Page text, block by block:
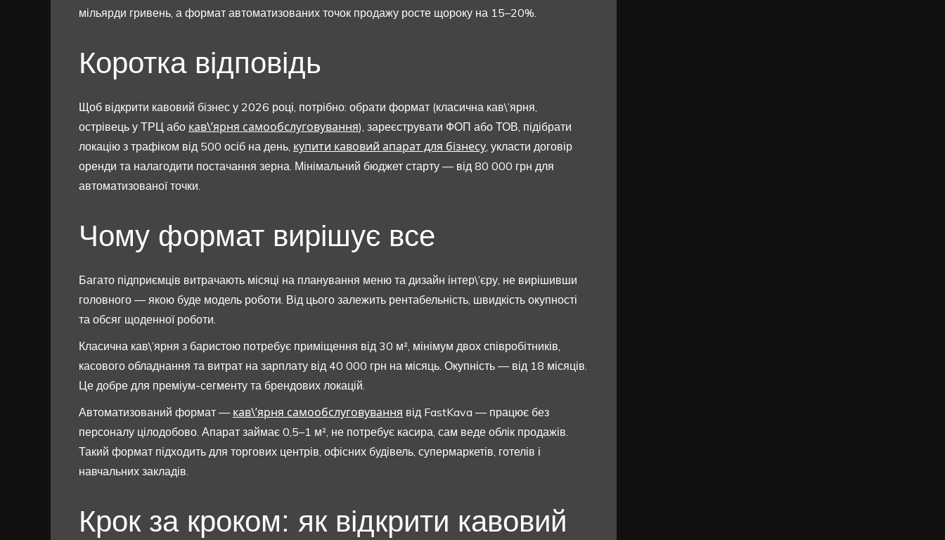
мільярди гривень, а формат автоматизованих точок продажу росте щороку на 15–20%.
Коротка відповідь
Щоб відкрити кавовий бізнес у 2026 році, потрібно: обрати формат (класична кав\’ярня,
острівець у ТРЦ або кав\’ярня самообслуговування), зареєструвати ФОП або ТОВ, підібрати
локацію з трафіком від 500 осіб на день, купити кавовий апарат для бізнесу, укласти договір
оренди та налагодити постачання зерна. Мінімальний бюджет старту — від 80 000 грн для
автоматизованої точки.
Чому формат вирішує все
Багато підприємців витрачають місяці на планування меню та дизайн інтер\’єру, не вирішивши
головного — якою буде модель роботи. Від цього залежить рентабельність, швидкість окупності
та обсяг щоденної роботи.
Класична кав\’ярня з баристою потребує приміщення від 30 м², мінімум двох співробітників,
касового обладнання та витрат на зарплату від 40 000 грн на місяць. Окупність — від 18 місяців.
Це добре для преміум-сегменту та брендових локацій.
Автоматизований формат — кав\’ярня самообслуговування від FastKava — працює без
персоналу цілодобово. Апарат займає 0,5–1 м², не потребує касира, сам веде облік продажів.
Такий формат підходить для торгових центрів, офісних будівель, супермаркетів, готелів і
навчальних закладів.
Крок за кроком: як відкрити кавовий